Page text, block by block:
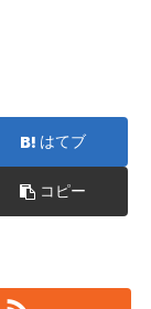
はてブ
コピー